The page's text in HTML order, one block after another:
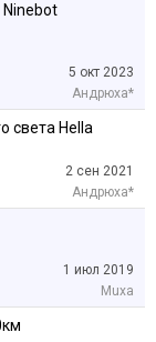
5 окт 2023
Андрюха*
света Hella
2 сен 2021
Андрюха*
1 июл 2019
Muxa